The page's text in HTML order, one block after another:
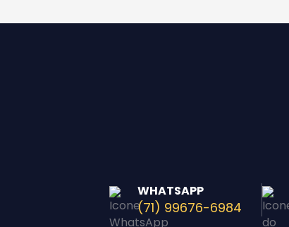
WHATSAPP
(71) 99676-6984